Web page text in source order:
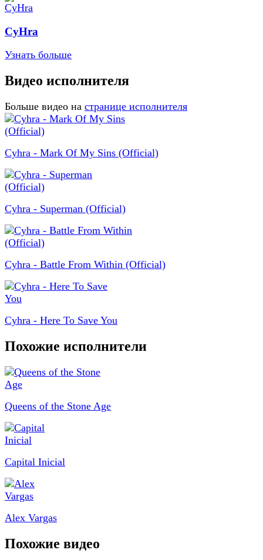
CyHra
Узнать больше
Видео исполнителя
Больше видео на странице исполнителя
Cyhra - Mark Of My Sins (Official)
Cyhra - Superman (Official)
Cyhra - Battle From Within (Official)
Cyhra - Here To Save You
Похожие исполнители
Queens of the Stone Age
Capital Inicial
Alex Vargas
Похожие видео